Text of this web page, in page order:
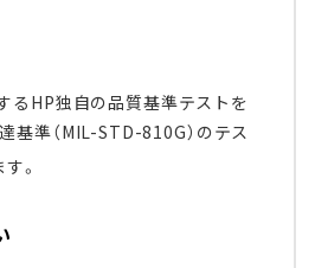
るHP独自の品質基準テストを
基準（MIL-STD-810G）のテス
。